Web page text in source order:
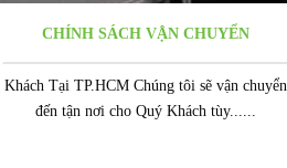
CHÍNH SÁCH VẬN CHUYỂN
Khách Tại TP.HCM Chúng tôi sẽ vận chuyển
đến tận nơi cho Quý Khách tùy......